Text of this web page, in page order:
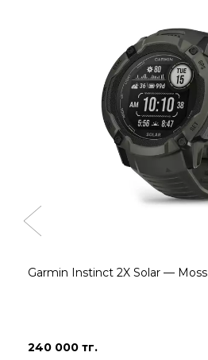
Garmin Instinct 2X Solar — Moss
240 000 тг.